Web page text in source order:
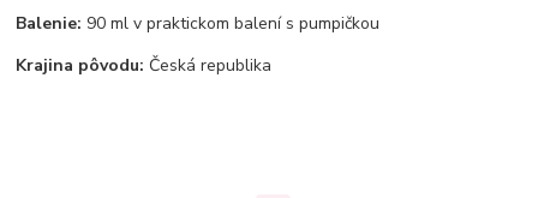
Balenie: 90 ml v praktickom balení s pumpičkou
Krajina pôvodu: Česká republika